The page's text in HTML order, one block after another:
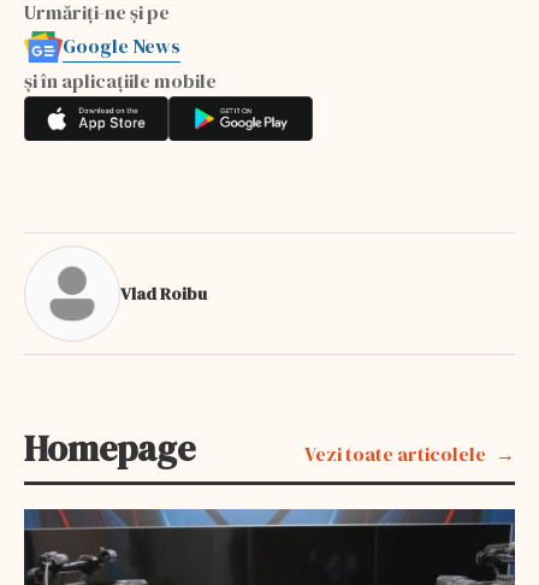
Urmăriți-ne și pe
Google News
și în aplicațiile mobile
Vlad Roibu
Homepage Vezi toate articolele
EXCLUSIV